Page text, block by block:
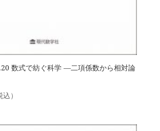
数式で紡ぐ科学 —二項係数から相対論
込）